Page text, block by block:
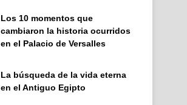
Los 10 momentos que
cambiaron la historia ocurridos
en el Palacio de Versalles
La búsqueda de la vida eterna
en el Antiguo Egipto